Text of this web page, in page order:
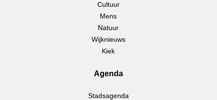
Cultuur
Mens
Natuur
Wijknieuws
Kiek
Agenda
Stadsagenda